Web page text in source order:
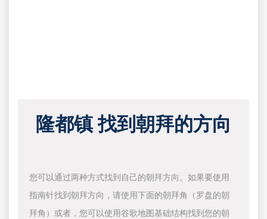
隆都镇 找到朝拜的方向
您可以通过两种方式找到自己的朝拜方向。如果要使用
指南针找到朝拜方向，请使用下面的朝拜角（罗盘的朝
拜角）或者，您可以使用谷歌地图基础结构找到您的朝